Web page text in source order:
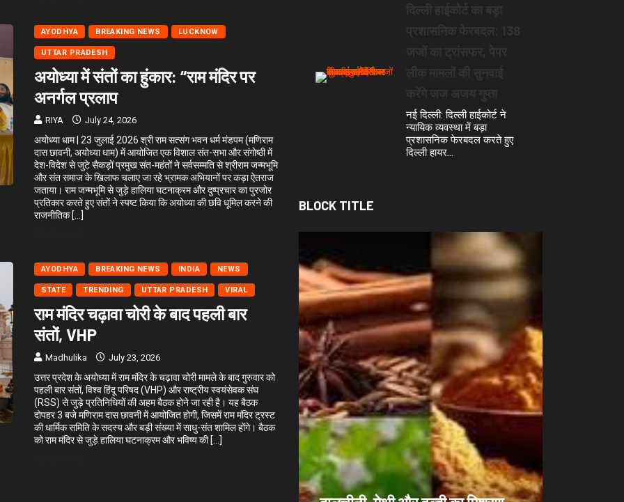
AYODHYA BREAKING NEWS LUCKNOW
UTTAR PRADESH
अयोध्या में संतों का हुंकार: “राम मंदिर पर
अनर्गल प्रलाप
RIYA July 24, 2026
अयोध्या धाम | 23 जुलाई 2026 श्री राम सत्संग भवन धर्म मंडपम (मणिराम
दास छावनी, अयोध्या धाम) में आयोजित एक विशाल संत-सभा और संगोष्ठी में
देश-विदेश से जुटे सैकड़ों प्रमुख संत-महंतों ने सर्वसम्मति से श्रीराम जन्मभूमि
और संत समाज के खिलाफ चलाए जा रहे भ्रामक अभियानों पर कड़ा ऐतराज
जताया। राम जन्मभूमि से जुड़े हालिया घटनाक्रम और दुष्प्रचार का पुरजोर
प्रतिकार करते हुए संतों ने स्पष्ट किया कि अयोध्या की छवि धूमिल करने की
राजनीतिक […]
AYODHYA BREAKING NEWS INDIA NEWS
STATE TRENDING UTTAR PRADESH VIRAL
राम मंदिर चढ़ावा चोरी के बाद पहली बार
संतों, VHP
Madhulika July 23, 2026
उत्तर प्रदेश के अयोध्या में राम मंदिर के चढ़ावा चोरी मामले के बाद गुरुवार को
पहली बार संतों, विश्व हिंदू परिषद (VHP) और राष्ट्रीय स्वयंसेवक संघ
(RSS) से जुड़े प्रतिनिधियों की अहम बैठक होने जा रही है। यह बैठक
दोपहर 3 बजे मणिराम दास छावनी में आयोजित होगी, जिसमें राम मंदिर ट्रस्ट
की धार्मिक समिति के सदस्य और बड़ी संख्या में साधु-संत शामिल होंगे। बैठक
को राम मंदिर से जुड़े हालिया घटनाक्रम और भविष्य की […]
नई दिल्ली: दिल्ली हाईकोर्ट ने
न्यायिक व्यवस्था में बड़ा
प्रशासनिक फेरबदल करते हुए
दिल्ली हायर…
BLOCK TITLE